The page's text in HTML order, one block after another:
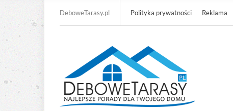
DeboweTarasy.pl Polityka prywatności Reklama